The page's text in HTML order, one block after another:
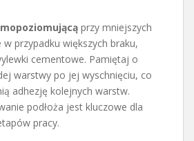
przy mniejszych
przypadku większych braku,
cementowe. Pamiętaj o
warstwy po jej wyschnięciu, co
adhezję kolejnych warstw.
podłoża jest kluczowe dla
pracy.